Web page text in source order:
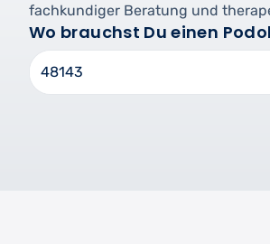
fachkundiger Beratung und
Wo brauchst Du einen